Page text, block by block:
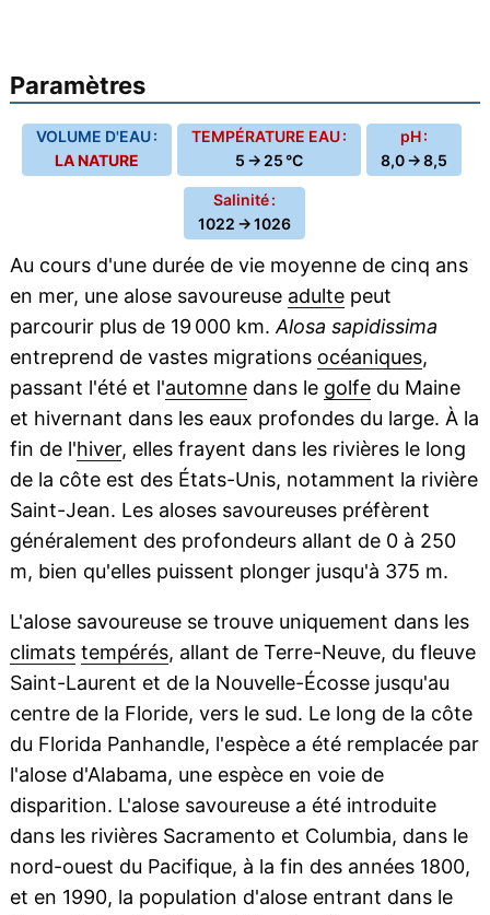
Paramètres
VOLUME D'EAU :
LA NATURE
TEMPÉRATURE EAU :
5 → 25 °C
pH :
8,0 → 8,5
Salinité :
1022 → 1026
Au cours d'une durée de vie moyenne de cinq ans
en mer, une alose savoureuse adultepeut
parcourir plus de 19 000 km. Alosa sapidissima
entreprend de vastes migrations océaniques,
passant l'été et l'automnedans le golfedu Maine
et hivernant dans les eaux profondes du large. À la
fin de l'hiver, elles frayent dans les rivières le long
de la côte est des États-Unis, notamment la rivière
Saint-Jean. Les aloses savoureuses préfèrent
généralement des profondeurs allant de 0 à 250
m, bien qu'elles puissent plonger jusqu'à 375 m.
L'alose savoureuse se trouve uniquement dans les
climats tempérés, allant de Terre-Neuve, du fleuve
Saint-Laurent et de la Nouvelle-Écosse jusqu'au
centre de la Floride, vers le sud. Le long de la côte
du Florida Panhandle, l'espèce a été remplacée par
l'alose d'Alabama, une espèce en voie de
disparition. L'alose savoureuse a été introduite
dans les rivières Sacramento et Columbia, dans le
nord-ouest du Pacifique, à la fin des années 1800,
et en 1990, la population d'alose entrant dans le